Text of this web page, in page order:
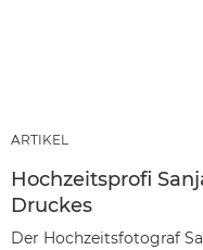
ARTIKEL
Hochzeitsprofi
Druckes
Der Hochzeitsfotograf